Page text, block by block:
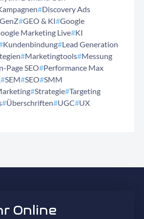
#Discovery Ads
GenZ#GEO & KI#Google
Marketing Live#KI
Kundenbindung#Lead Generation
#Marketingtools#Messung
Page SEO#Performance Max
#SEM#SEO#SMM
#Strategie#Targeting
#Überschriften#UGC#UX
Online